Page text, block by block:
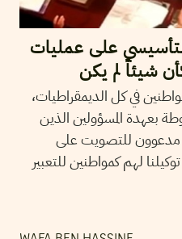
على عمليات
شيئاً لم يكن
في كل الديمقراطيات،
بعهدة المسؤولين الذين
مدعوون للتصويت على
لهم كمواطنين للتعبير